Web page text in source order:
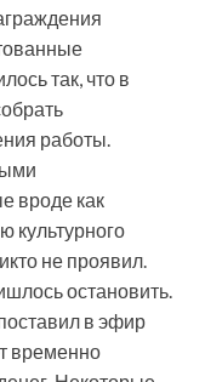
так, что в
работы.
вроде как
культурного
не проявил.
остановить.
в эфир
временно